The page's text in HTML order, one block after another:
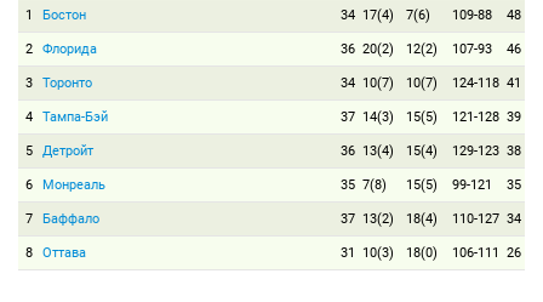
1 Бостон 34 17(4) 7(6) 109-88 48
2 Флорида 36 20(2) 12(2) 107-93 46
3 Торонто 34 10(7) 10(7) 124-118 41
4 Тампа-Бэй 37 14(3) 15(5) 121-128 39
5 Детройт 36 13(4) 15(4) 129-123 38
6 Монреаль 35 7(8) 15(5) 99-121 35
7 Баффало 37 13(2) 18(4) 110-127 34
8 Оттава 31 10(3) 18(0) 106-111 26